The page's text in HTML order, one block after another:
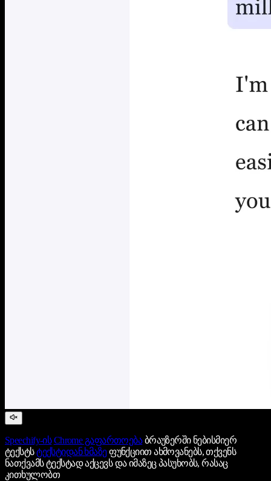
Speechify-ის Chrome გაფართოებაბრაუზერში ნებისმიერ
ტექსტსტექსტიდან ხმაზეფუნქციით ახმოვანებს, თქვენს
ნათქვამს ტექსტად აქცევს და იმაზეც პასუხობს, რასაც
კითხულობთ